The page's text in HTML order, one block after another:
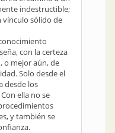
indestructible;
vínculo sólido de
con la certeza
o mejor aún, de
Solo desde el
desde los
ella no se
y también se